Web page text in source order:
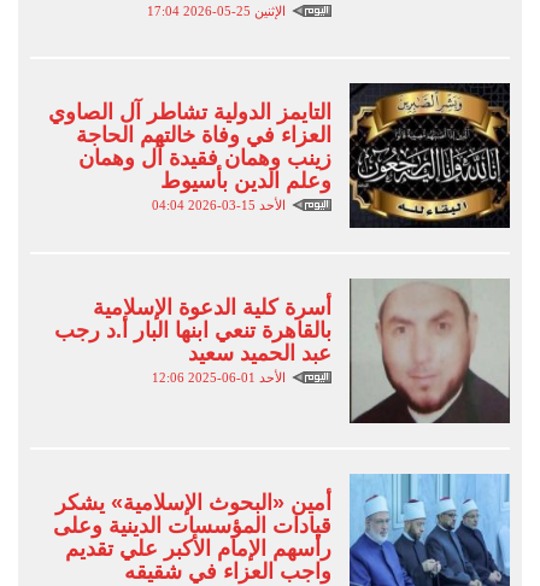
الإثنين 25-05-2026 17:04
التايمز الدولية تشاطر آل الصاوي
العزاء في وفاة خالتهم الحاجة
زينب وهمان فقيدة آل وهمان
وعلم الدين بأسيوط
الأحد 15-03-2026 04:04
أسرة كلية الدعوة الإسلامية
بالقاهرة تنعي ابنها البار أ.د رجب
عبد الحميد سعيد
الأحد 01-06-2025 12:06
أمين «البحوث الإسلامية» يشكر
قيادات المؤسسات الدينية وعلى
رأسهم الإمام الأكبر علي تقديم
واجب العزاء في شقيقه